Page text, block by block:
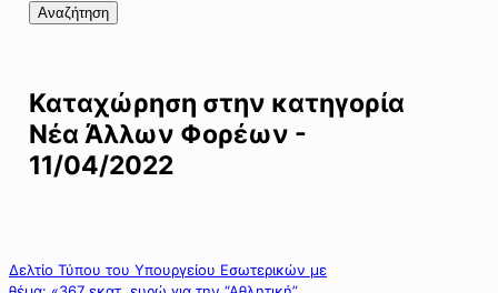
Αναζήτηση
Καταχώρηση στην κατηγορία
Νέα Άλλων Φορέων -
11/04/2022
Δελτίο Τύπου του Υπουργείου Εσωτερικών με